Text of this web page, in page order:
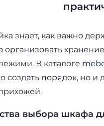
знает, как важно
организовать
В каталоге
создать порядок, но
выбора шкафа